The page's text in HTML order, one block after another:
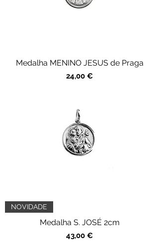
Medalha MENINO JESUS de Praga
Preço
24,00 €
NOVIDADE
Medalha S. JOSÉ 2cm
Preço
43,00 €